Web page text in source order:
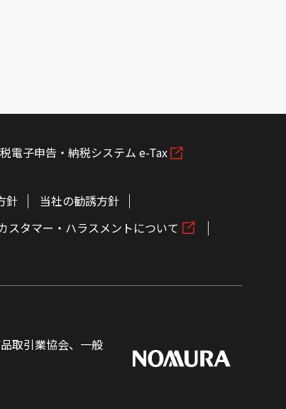
電子申告・納税システム e-Tax
針
当社の勧誘方針
スタマー・ハラスメントについて
取引業協会、一般